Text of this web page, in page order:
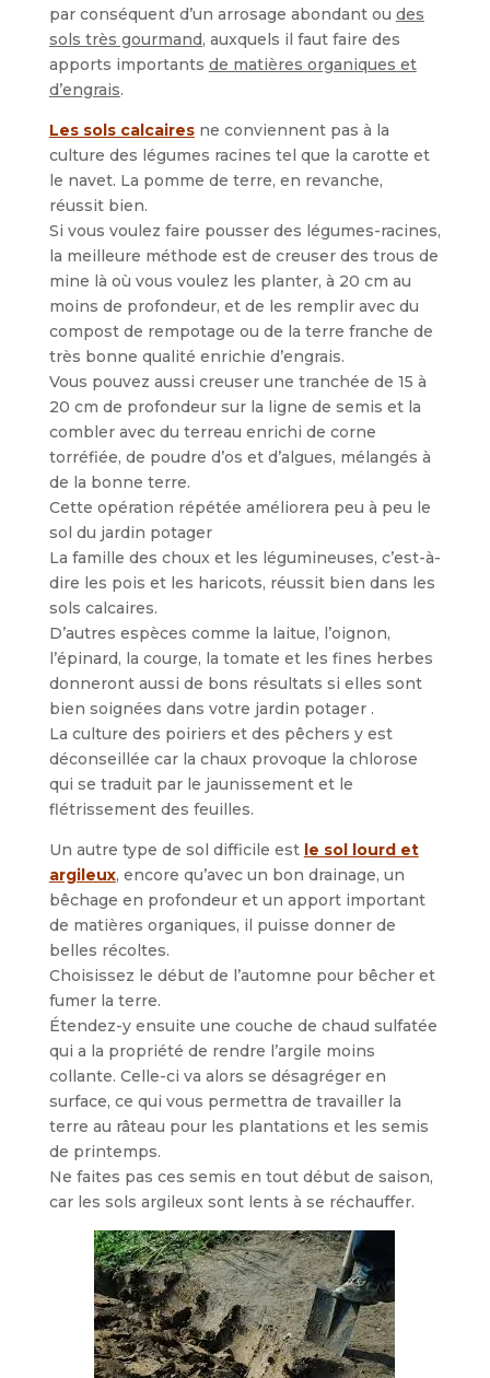
par conséquent d’un arrosage abondant ou des
sols très gourmand, auxquels il faut faire des
apports importants de matières organiques et
d’engrais.
Les sols calcairesne conviennent pas à la
culture des légumes racines tel que la carotte et
le navet. La pomme de terre, en revanche,
réussit bien.
Si vous voulez faire pousser des légumes-racines,
la meilleure méthode est de creuser des trous de
mine là où vous voulez les planter, à 20 cm au
moins de profondeur, et de les remplir avec du
compost de rempotage ou de la terre franche de
très bonne qualité enrichie d’engrais.
Vous pouvez aussi creuser une tranchée de 15 à
20 cm de profondeur sur la ligne de semis et la
combler avec du terreau enrichi de corne
torréfiée, de poudre d’os et d’algues, mélangés à
de la bonne terre.
Cette opération répétée améliorera peu à peu le
sol du jardin potager
La famille des choux et les légumineuses, c’est-à-
dire les pois et les haricots, réussit bien dans les
sols calcaires.
D’autres espèces comme la laitue, l’oignon,
l’épinard, la courge, la tomate et les fines herbes
donneront aussi de bons résultats si elles sont
bien soignées dans votre jardin potager .
La culture des poiriers et des pêchers y est
déconseillée car la chaux provoque la chlorose
qui se traduit par le jaunissement et le
flétrissement des feuilles.
Un autre type de sol difficile est le sol lourd et
argileux, encore qu’avec un bon drainage, un
bêchage en profondeur et un apport important
de matières organiques, il puisse donner de
belles récoltes.
Choisissez le début de l’automne pour bêcher et
fumer la terre.
Étendez-y ensuite une couche de chaud sulfatée
qui a la propriété de rendre l’argile moins
collante. Celle-ci va alors se désagréger en
surface, ce qui vous permettra de travailler la
terre au râteau pour les plantations et les semis
de printemps.
Ne faites pas ces semis en tout début de saison,
car les sols argileux sont lents à se réchauffer.